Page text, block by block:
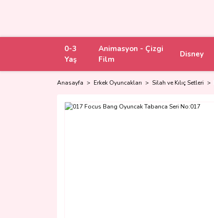
0-3
Yaş
Animasyon - Çizgi
Film
Disney
Anasayfa Erkek Oyuncakları Silah ve Kılıç Setleri